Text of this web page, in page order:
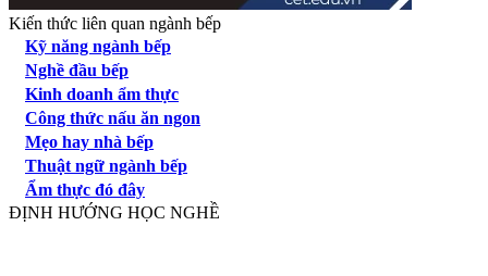
Kiến thức liên quan ngành bếp
Kỹ năng ngành bếp
Nghề đầu bếp
Kinh doanh ẩm thực
Công thức nấu ăn ngon
Mẹo hay nhà bếp
Thuật ngữ ngành bếp
Ẩm thực đó đây
ĐỊNH HƯỚNG HỌC NGHỀ